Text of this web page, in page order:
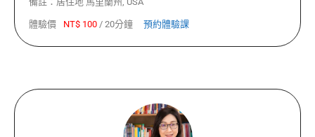
體驗價 NT$ 100 / 20分鐘 預約體驗課